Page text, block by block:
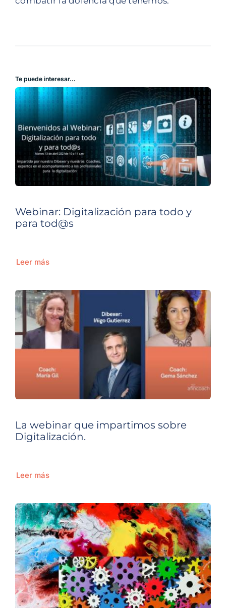
Te puede interesar…
Webinar: Digitalización para todo y
para tod@s
Leer más
La webinar que impartimos sobre
Digitalización.
Leer más